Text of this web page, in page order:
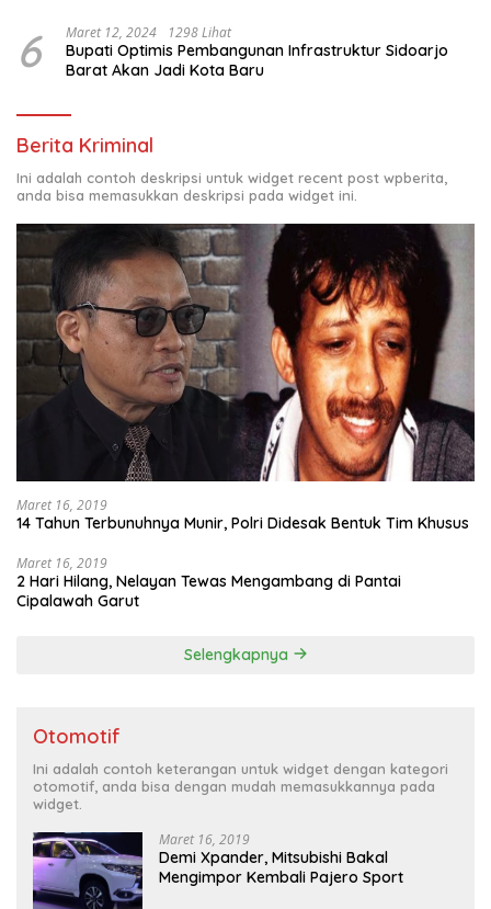
6 Maret 12, 2024 1298 Lihat
Bupati Optimis Pembangunan Infrastruktur Sidoarjo
Barat Akan Jadi Kota Baru
Berita Kriminal
Ini adalah contoh deskripsi untuk widget recent post wpberita,
anda bisa memasukkan deskripsi pada widget ini.
Maret 16, 2019
14 Tahun Terbunuhnya Munir, Polri Didesak Bentuk Tim Khusus
Maret 16, 2019
2 Hari Hilang, Nelayan Tewas Mengambang di Pantai
Cipalawah Garut
Selengkapnya
Otomotif
Ini adalah contoh keterangan untuk widget dengan kategori
otomotif, anda bisa dengan mudah memasukkannya pada
widget.
Maret 16, 2019
Demi Xpander, Mitsubishi Bakal
Mengimpor Kembali Pajero Sport